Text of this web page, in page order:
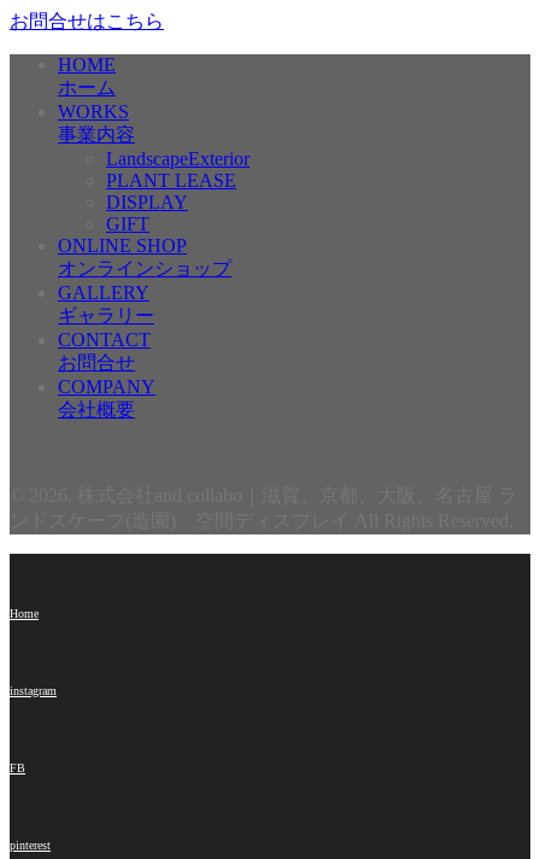
お問合せはこちら
HOME
ホーム
WORKS
事業内容
LandscapeExterior
PLANT LEASE
DISPLAY
GIFT
ONLINE SHOP
オンラインショップ
GALLERY
ギャラリー
CONTACT
お問合せ
COMPANY
会社概要
Home
instagram
FB
pinterest